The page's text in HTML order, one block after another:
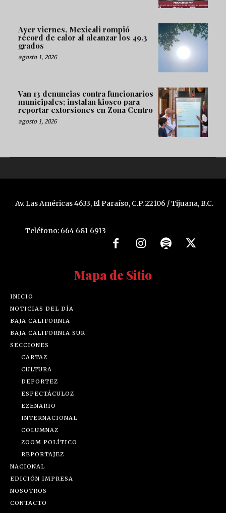
Ayer viernes, Mexicali rompió
récord de calor al alcanzar los 49.3
grados
agosto 1, 2026
Van 13 denuncias contra funcionarios
municipales; instalan kiosco para
reportar extorsiones en Zona Centro
agosto 1, 2026
Av. Las Américas 4633, El Paraíso, C.P. 22106 / Tijuana, B.C.
Teléfono: 664 681 6913
Mapa de Sitio
INICIO
NOTICIAS DEL DÍA
BAJA CALIFORNIA
BAJA CALIFORNIA SUR
SECCIONES
CARTAZ
CULTURA
DEPORTEZ
ESPECTÁCULOZ
EZENARIO
INTERNACIONAL
COLUMNAZ
ZOOM POLÍTICO
REPORTAJEZ
NACIONAL
EDICIÓN IMPRESA
NOSOTROS
CONTACTO